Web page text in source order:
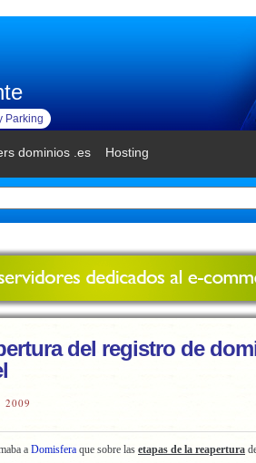
Parking
dominios .es Hosting
del registro de
2009
a Domisfera que sobre las etapas de la reapertura